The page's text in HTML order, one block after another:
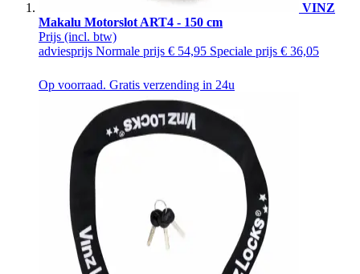
VINZ
Makalu Motorslot ART4 - 150 cm
Prijs (incl. btw)
adviesprijs Normale prijs € 54,95 Speciale prijs € 36,05
Op voorraad. Gratis verzending in 24u